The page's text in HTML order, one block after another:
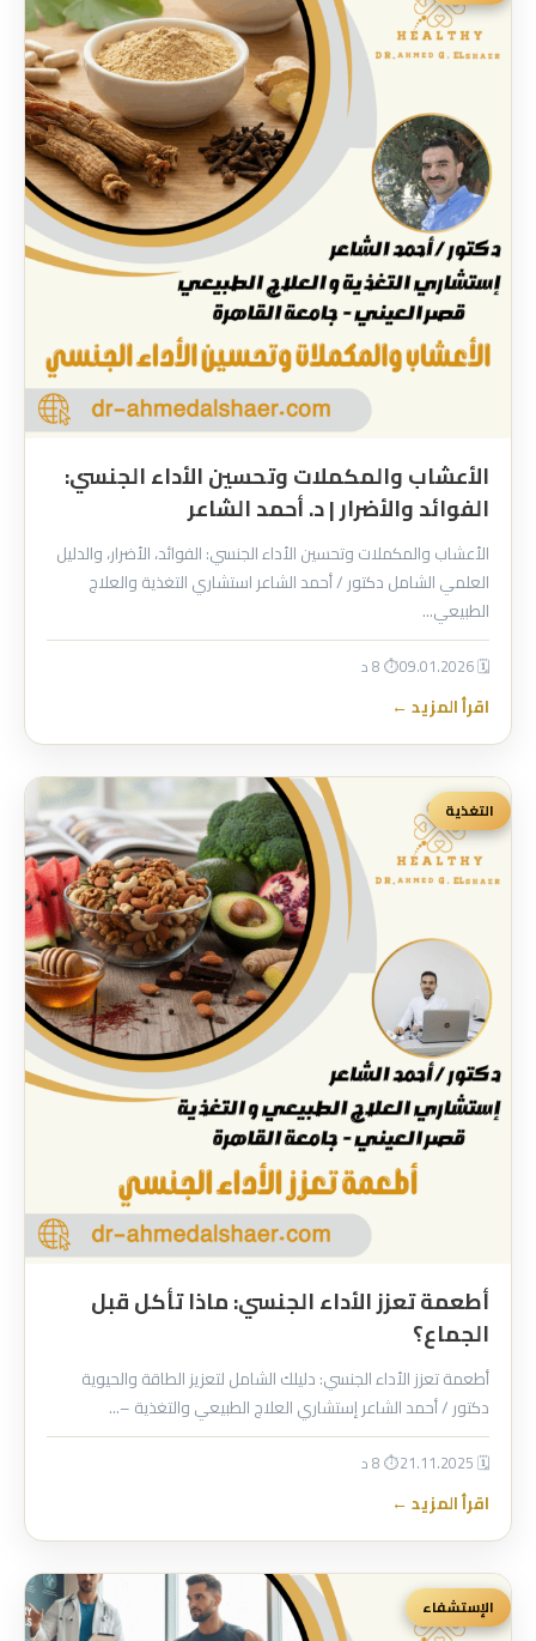
الأعشاب والمكملات وتحسين الأداء الجنسي:
الفوائد والأضرار | د. أحمد الشاعر
الأعشاب والمكملات وتحسين الأداء الجنسي: الفوائد، الأضرار، والدليل
العلمي الشامل دكتور / أحمد الشاعر استشاري التغذية والعلاج
الطبيعي…
🗓 09.01.2026 ⏱ 8 د
اقرأ المزيد ←
التغذية
أطعمة تعزز الأداء الجنسي: ماذا تأكل قبل
الجماع؟
أطعمة تعزز الأداء الجنسي: دليلك الشامل لتعزيز الطاقة والحيوية
دكتور / أحمد الشاعر إستشاري العلاج الطبيعي والتغذية –…
🗓 21.11.2025 ⏱ 8 د
اقرأ المزيد ←
الإستشفاء